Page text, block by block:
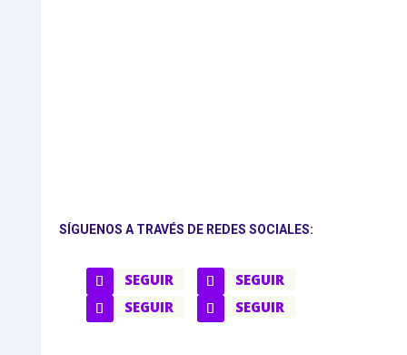
SÍGUENOS A TRAVÉS DE REDES SOCIALES:
SEGUIR
SEGUIR
SEGUIR
SEGUIR